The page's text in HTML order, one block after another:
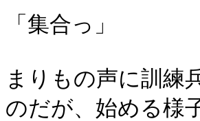
「集合っ」
まりもの声に訓練
のだが、始める様